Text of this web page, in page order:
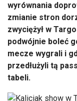
wyrównania
zmianie stron
zwyciężył w
podwójnie boleć
mecze wygrali i
przedłużyli tą
tabeli.